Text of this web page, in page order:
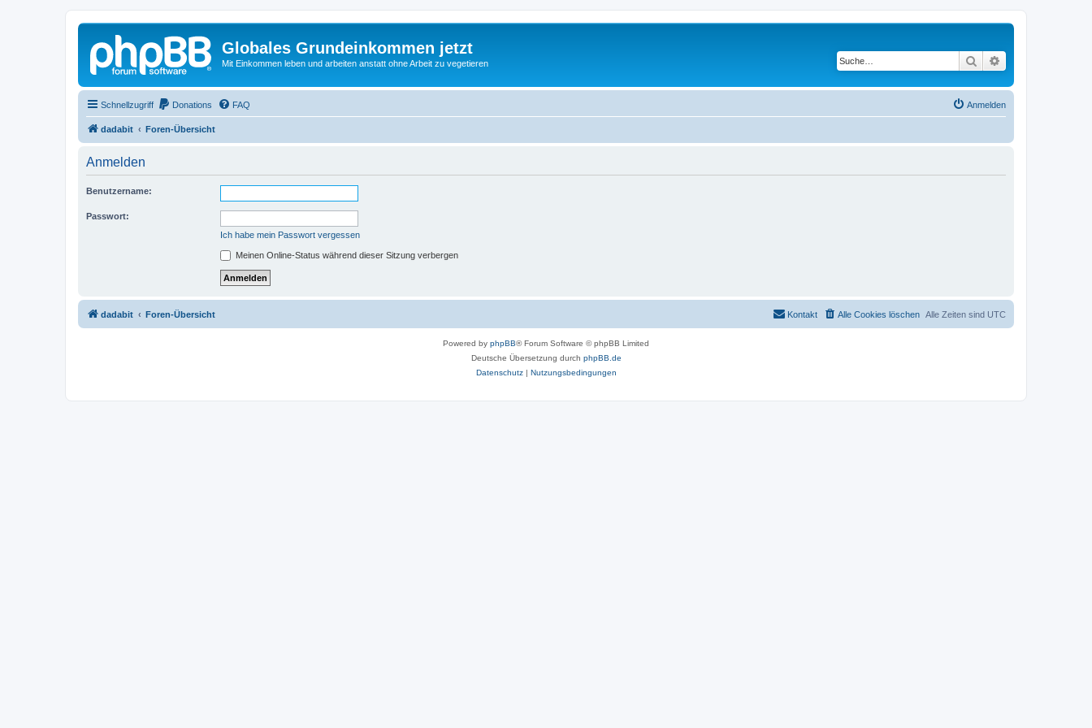
Globales Grundeinkommen jetzt
Mit Einkommen leben und arbeiten anstatt ohne Arbeit zu vegetieren Suche
Schnellzugriff Donations FAQ Anmelden
dadabit Foren-Übersicht
Anmelden
Benutzername:
Passwort:
Ich habe mein Passwort vergessen
Meinen Online-Status während dieser Sitzung verbergen
dadabit Foren-Übersicht Alle Zeiten sind UTC
Alle Cookies löschen
Kontakt
Powered by phpBB® Forum Software © phpBB Limited
Deutsche Übersetzung durch phpBB.de
Datenschutz| Nutzungsbedingungen